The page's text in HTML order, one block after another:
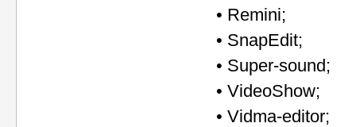
• Remini;
• SnapEdit;
• Super-sound;
• VideoShow;
• Vidma-editor;